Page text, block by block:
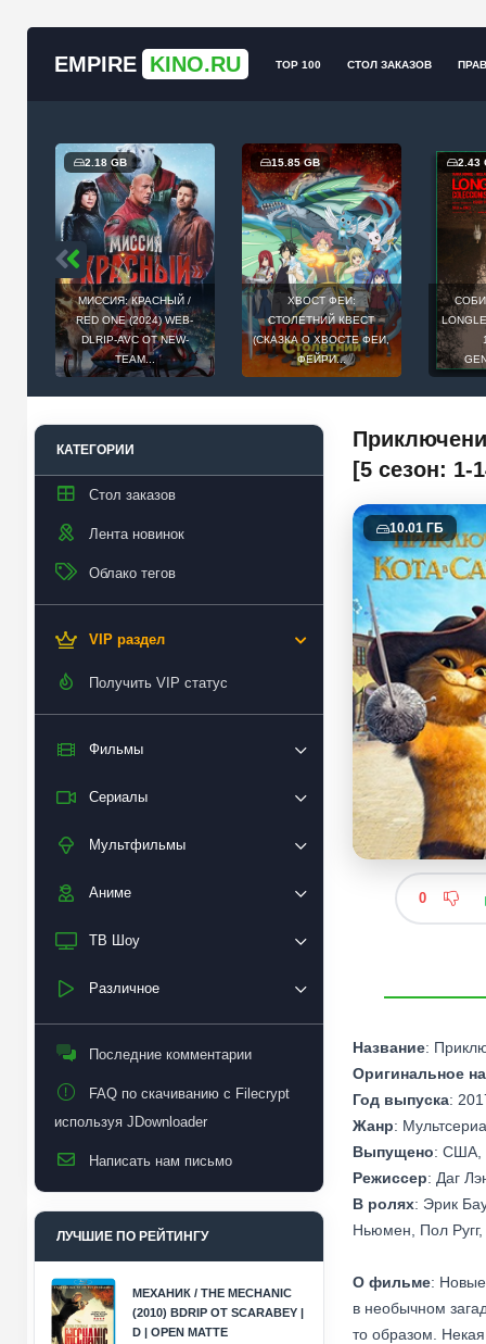
EMPIRE KINO.RU TOP 100 СТОЛ ЗАКАЗОВ
2.18 GB
МИССИЯ: КРАСНЫЙ /
RED ONE (2024) WEB-
DLRIP-AVC ОТ NEW-
TEAM...
15.85 GB
ХВОСТ ФЕИ:
СТОЛЕТНИЙ КВЕСТ
(СКАЗКА О ХВОСТЕ ФЕИ,
ФЕЙРИ...
2.43
КАТЕГОРИИ
Стол заказов
Лента новинок
Облако тегов
VIP раздел
Получить VIP статус
Фильмы
Сериалы
Мультфильмы
Аниме
ТВ Шоу
Различное
Последние комментарии
FAQ по скачиванию с Filecrypt
используя JDownloader
Написать нам письмо
ЛУЧШИЕ ПО РЕЙТИНГУ
МЕХАНИК / THE MECHANIC
(2010) BDRIP ОТ SCARABEY |
D | OPEN MATTE
[5 сезон: 1-
10.01 ГБ
0
Название:
Оригинальное
Год выпуска:
Жанр:
Выпущено: США,
Режиссер: Даг
В ролях: Эрик
Ньюмен, Пол
О фильме: Новые
в необычном
то образом.